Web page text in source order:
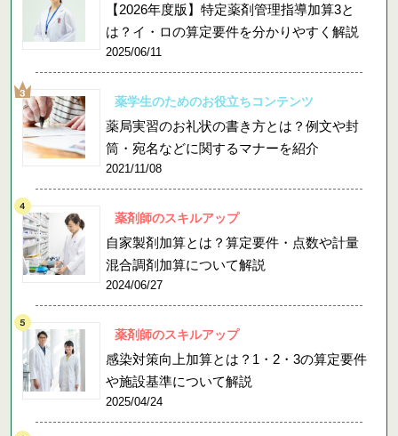
【2026年度版】特定薬剤管理指導加算3と
は？イ・ロの算定要件を分かりやすく解説
2025/06/11
薬学生のためのお役立ちコンテンツ
薬局実習のお礼状の書き方とは？例文や封
筒・宛名などに関するマナーを紹介
2021/11/08
薬剤師のスキルアップ
自家製剤加算とは？算定要件・点数や計量
混合調剤加算について解説
2024/06/27
薬剤師のスキルアップ
感染対策向上加算とは？1・2・3の算定要件
や施設基準について解説
2025/04/24